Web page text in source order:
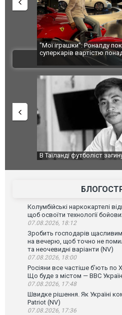
"Мої іграшки": Роналду
суперкарів вартістю
В Таїланді футболіст
постраждали. ВІДЕО
Колумбійські наркокартелі
щоб освоїти технології
07.08.2026, 18:12
Зробить господарів
на вечерю, щоб точно не
та неочевидні варіанти (NV)
07.08.2026, 18:00
Росіяни все частіше бʼють по
Що буде з містом — ВВС
07.08.2026, 17:48
Швидке рішення. Як Україні
Patriot (NV)
07.08.2026, 17:36